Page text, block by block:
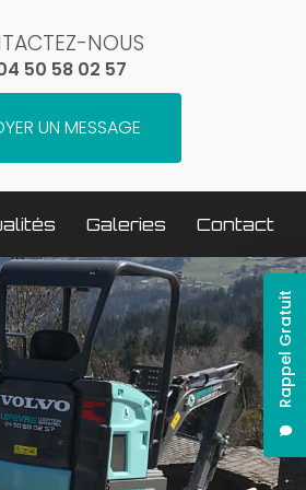
NOUS
50 58 02 57
UN MESSAGE
Rappel Gratuit
Galeries Contact